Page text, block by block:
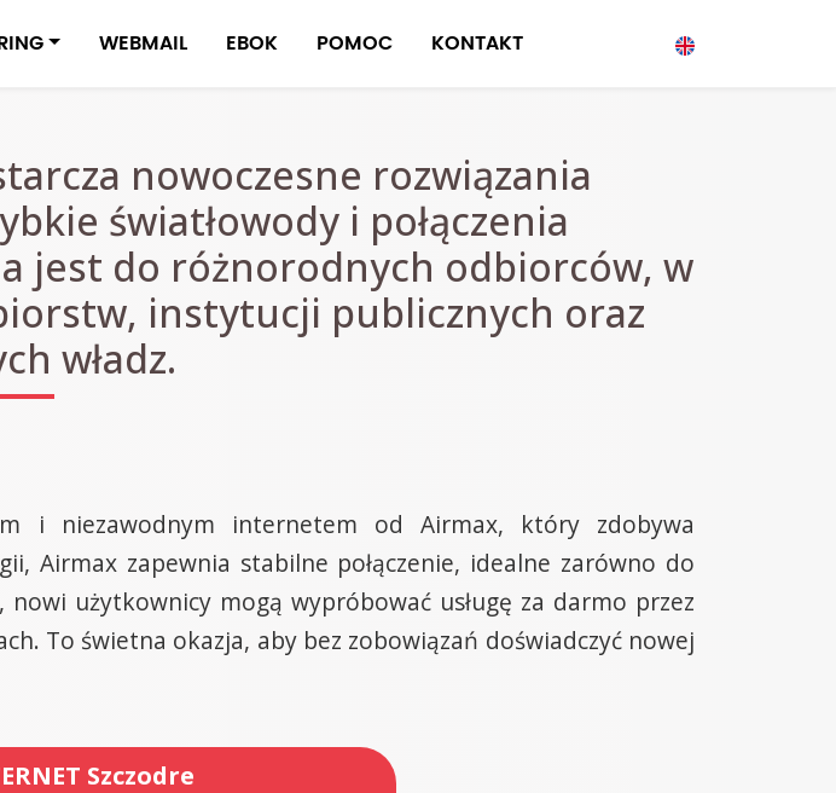
WEBMAIL EBOK POMOC KONTAKT
nowoczesne rozwiązania
światłowody i połączenia
jest do różnorodnych odbiorców, w
instytucji publicznych oraz
władz.
i niezawodnym internetem od Airmax, który zdobywa
Airmax zapewnia stabilne połączenie, idealne zarówno do
użytkownicy mogą wypróbować usługę za darmo przez
To świetna okazja, aby bez zobowiązań doświadczyć nowej
Szczodre